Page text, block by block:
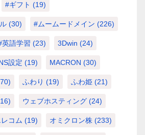
#ギフト (19)
(30) #ムームードメイン (226)
英語学習 (23) 3Dwin (24)
設定 (19) MACRON (30)
ふわり (19) ふわ姫 (21)
ウェブホスティング (24)
コム (19) オミクロン株 (233)